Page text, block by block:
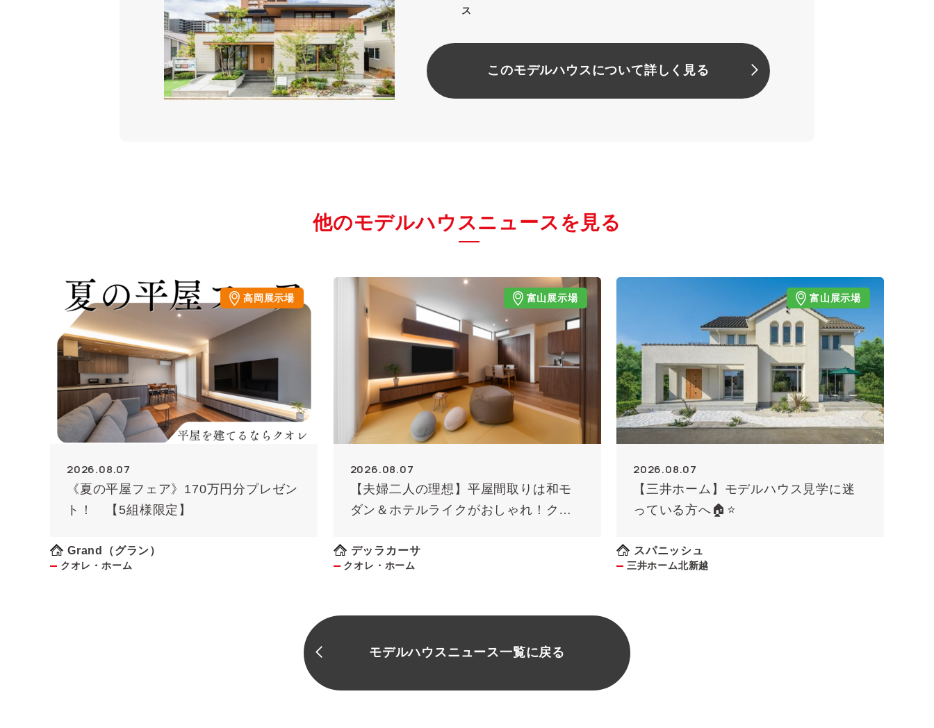
ス
このモデルハウスについて詳しく見る
他のモデルハウスニュースを見る
高岡展示場
2026.08.07
《夏の平屋フェア》170万円分プレゼン
ト！ 【5組様限定】
Grand（グラン）
クオレ・ホーム
富山展示場
2026.08.07
【夫婦二人の理想】平屋間取りは和モ
ダン＆ホテルライクがおしゃれ！クオ
デッラカーサ
クオレ・ホーム
富山展示場
2026.08.07
【三井ホーム】モデルハウス見学に迷
っている方へ🏠⭐
スパニッシュ
三井ホーム北新越
モデルハウスニュース一覧に戻る